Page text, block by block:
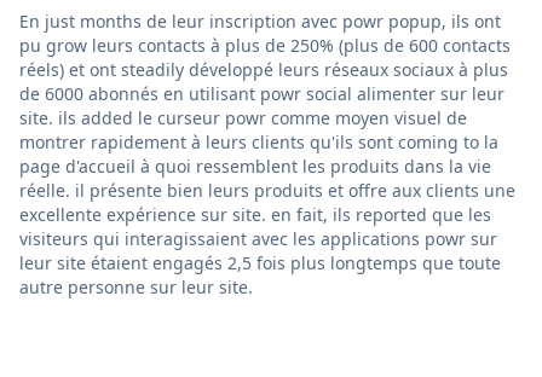
En just months de leur inscription avec powr popup, ils ont
pu grow leurs contacts à plus de 250% (plus de 600 contacts
réels) et ont steadily développé leurs réseaux sociaux à plus
de 6000 abonnés en utilisant powr social alimenter sur leur
site. ils added le curseur powr comme moyen visuel de
montrer rapidement à leurs clients qu'ils sont coming to la
page d'accueil à quoi ressemblent les produits dans la vie
réelle. il présente bien leurs produits et offre aux clients une
excellente expérience sur site. en fait, ils reported que les
visiteurs qui interagissaient avec les applications powr sur
leur site étaient engagés 2,5 fois plus longtemps que toute
autre personne sur leur site.